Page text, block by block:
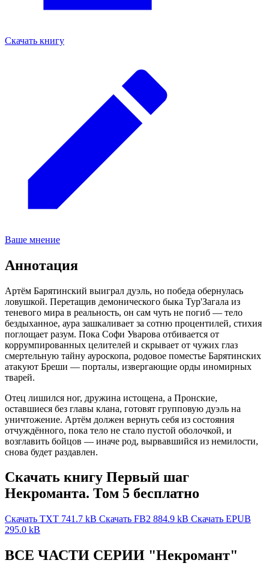
Скачать книгу
Ваше мнение
Аннотация
Артём Барятинский выиграл дуэль, но победа обернулась
ловушкой. Перетащив демонического быка Тур'Загала из
теневого мира в реальность, он сам чуть не погиб — тело
бездыханное, аура зашкаливает за сотню процентилей, стихия
поглощает разум. Пока Софи Уварова отбивается от
коррумпированных целителей и скрывает от чужих глаз
смертельную тайну ауроскопа, родовое поместье Барятинских
атакуют Бреши — порталы, извергающие орды иномирных
тварей.
Отец лишился ног, дружина истощена, а Пронские,
оставшиеся без главы клана, готовят групповую дуэль на
уничтожение. Артём должен вернуть себя из состояния
отчуждённого, пока тело не стало пустой оболочкой, и
возглавить бойцов — иначе род, вырвавшийся из немилости,
снова будет раздавлен.
Скачать книгу Первый шаг
Некроманта. Том 5 бесплатно
Скачать TXT 741.7 kB Скачать FB2 884.9 kB Скачать EPUB
295.0 kB
ВСЕ ЧАСТИ СЕРИИ "Некромант"